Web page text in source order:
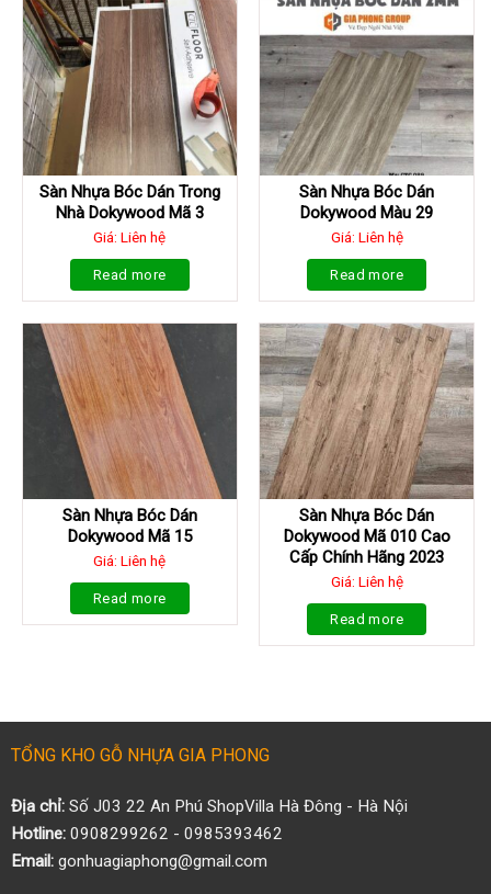
Sàn Nhựa Bóc Dán Trong
Nhà Dokywood Mã 3
Giá: Liên hệ
Read more
Sàn Nhựa Bóc Dán
Dokywood Màu 29
Giá: Liên hệ
Read more
Sàn Nhựa Bóc Dán
Dokywood Mã 15
Giá: Liên hệ
Read more
Sàn Nhựa Bóc Dán
Dokywood Mã 010 Cao
Cấp Chính Hãng 2023
Giá: Liên hệ
Read more
TỔNG KHO GỖ NHỰA GIA PHONG
Địa chỉ:Số J03 22 An Phú ShopVilla Hà Đông - Hà Nội
Hotline:0908299262 - 0985393462
Email:gonhuagiaphong@gmail.com